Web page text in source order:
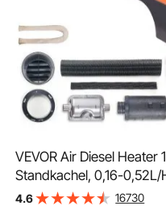
VEVOR Air Diesel Heater
Standkachel, 0,16-
scherm & 10m
4.6 16730